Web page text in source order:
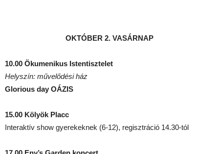
OKTÓBER 2. VASÁRNAP
10.00 Ökumenikus Istentisztelet
Helyszín: művelődési ház
Glorious day OÁZIS
15.00 Kölyök Placc
Interaktív show gyerekeknek (6-12), regisztráció 14.30-tól